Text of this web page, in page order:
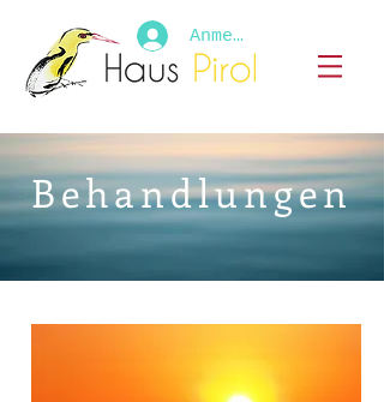
Anmelden
Behandlungen